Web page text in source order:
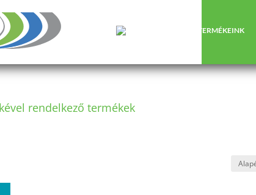
TERMÉKEINK
rendelkező termékek